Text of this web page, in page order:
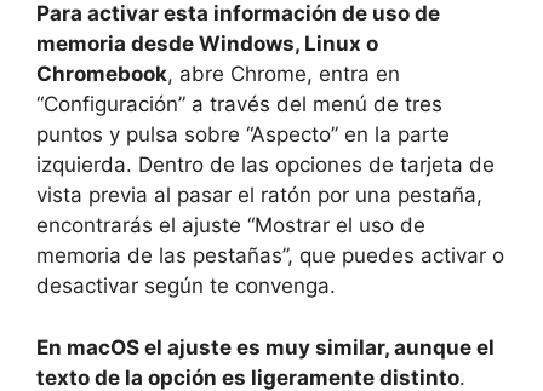
Para activar esta información de uso de
memoria desde Windows, Linux o
Chromebook, abre Chrome, entra en
“Configuración” a través del menú de tres
puntos y pulsa sobre “Aspecto” en la parte
izquierda. Dentro de las opciones de tarjeta de
vista previa al pasar el ratón por una pestaña,
encontrarás el ajuste “Mostrar el uso de
memoria de las pestañas”, que puedes activar o
desactivar según te convenga.
En macOS el ajuste es muy similar, aunque el
texto de la opción es ligeramente distinto.